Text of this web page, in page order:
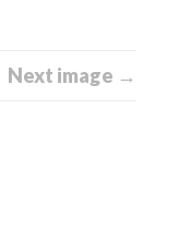
Next image →